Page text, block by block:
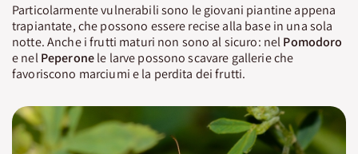
Particolarmente vulnerabili sono le giovani piantine appena
trapiantate, che possono essere recise alla base in una sola
notte. Anche i frutti maturi non sono al sicuro: nelPomodoro
e nelPeperonele larve possono scavare gallerie che
favoriscono marciumi e la perdita dei frutti.